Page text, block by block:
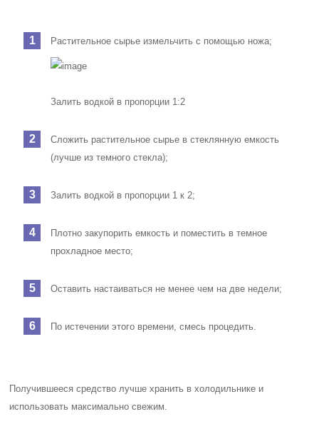
Растительное сырье измельчить с помощью ножа;
Залить водкой в пропорции 1:2
Сложить растительное сырье в стеклянную емкость
(лучше из темного стекла);
Залить водкой в пропорции 1 к 2;
Плотно закупорить емкость и поместить в темное
прохладное место;
Оставить настаиваться не менее чем на две недели;
По истечении этого времени, смесь процедить.
Получившееся средство лучше хранить в холодильнике и
использовать максимально свежим.